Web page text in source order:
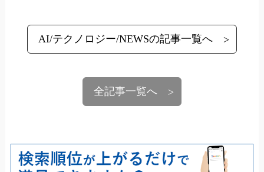
AI/テクノロジー/NEWSの記事一覧へ
全記事一覧へ